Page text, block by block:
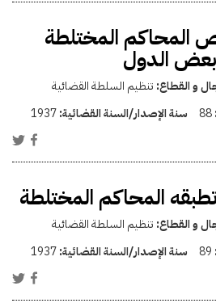
المحاكم المختلطة
بعض الدول
و القطاع: تنظيم السلطة القضائية
88 سنة الإصدار/السنة القضائية:1937
المحاكم المختلطة
و القطاع: تنظيم السلطة القضائية
89 سنة الإصدار/السنة القضائية:1937